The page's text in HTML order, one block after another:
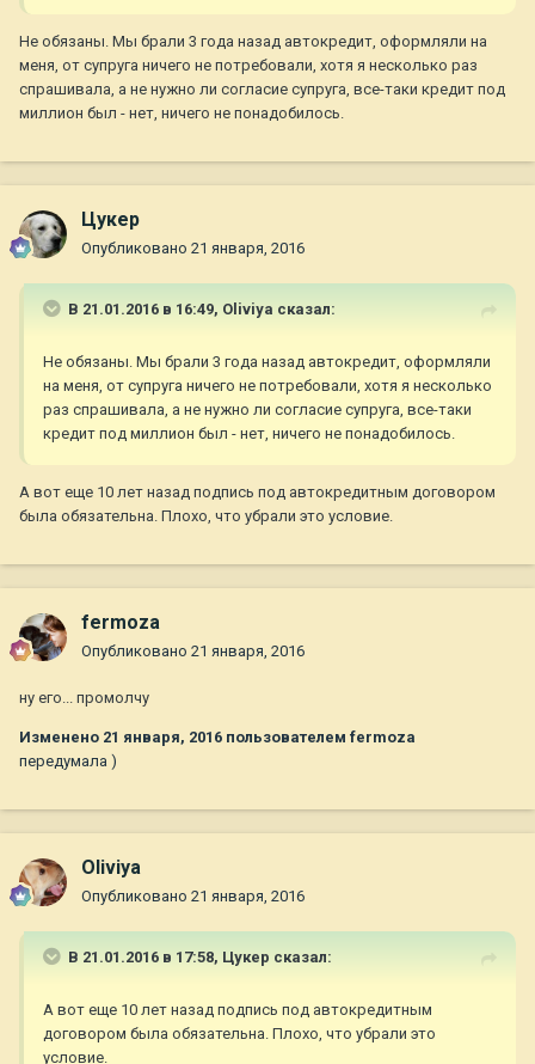
Не обязаны. Мы брали 3 года назад автокредит, оформляли на
меня, от супруга ничего не потребовали, хотя я несколько раз
спрашивала, а не нужно ли согласие супруга, все-таки кредит под
миллион был - нет, ничего не понадобилось.
Цукер
Опубликовано 21 января, 2016
В 21.01.2016 в 16:49, Oliviya сказал:
Не обязаны. Мы брали 3 года назад автокредит, оформляли
на меня, от супруга ничего не потребовали, хотя я несколько
раз спрашивала, а не нужно ли согласие супруга, все-таки
кредит под миллион был - нет, ничего не понадобилось.
А вот еще 10 лет назад подпись под автокредитным договором
была обязательна. Плохо, что убрали это условие.
fermoza
Опубликовано 21 января, 2016
ну его... промолчу
Изменено 21 января, 2016 пользователем fermoza
передумала )
Oliviya
Опубликовано 21 января, 2016
В 21.01.2016 в 17:58, Цукер сказал:
А вот еще 10 лет назад подпись под автокредитным
договором была обязательна. Плохо, что убрали это
условие.